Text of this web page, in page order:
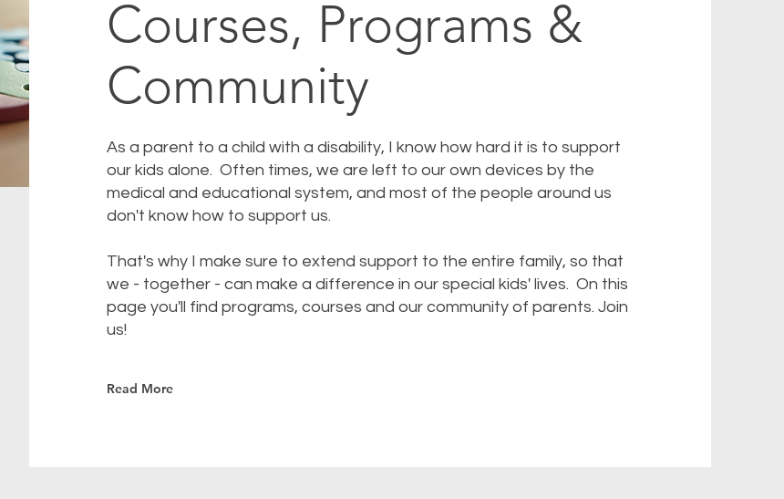
Courses, Programs &
Community
As a parent to a child with a disability, I know how hard it is to support
our kids alone. Often times, we are left to our own devices by the
medical and educational system, and most of the people around us
don't know how to support us.
That's why I make sure to extend support to the entire family, so that
we - together - can make a difference in our special kids' lives. On this
page you'll find programs, courses and our community of parents. Join
us!
Read More